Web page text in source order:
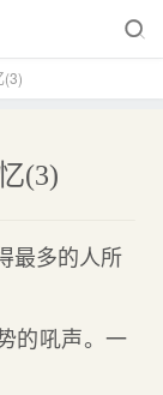
(3)
(3)
最多的人所
的吼声。一